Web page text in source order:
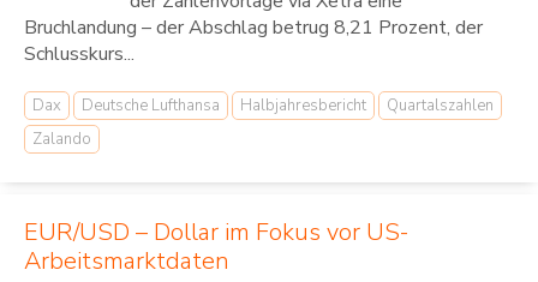
Bruchlandung – der Abschlag betrug 8,21 Prozent, der
Schlusskurs...
Dax Deutsche Lufthansa Halbjahresbericht
Quartalszahlen
Zalando
EUR/USD – Dollar im Fokus vor US-
Arbeitsmarktdaten